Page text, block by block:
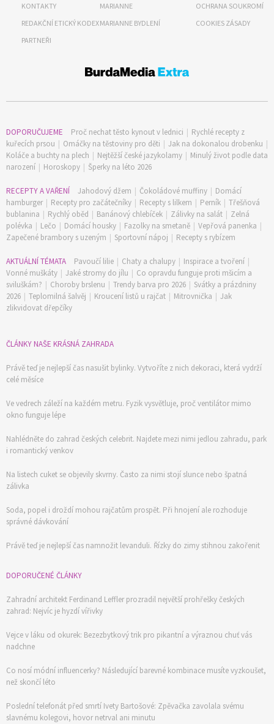
KONTAKTY
REDAKČNÍ ETICKÝ KODEX
PARTNEŘI
MARIANNE
MARIANNE BYDLENÍ
OCHRANA SOUKROMÍ
COOKIES ZÁSADY
DOPORUČUJEME Proč nechat těsto kynout v lednici | Rychlé recepty z
kuřecích prsou | Omáčky na těstoviny pro děti | Jak na dokonalou drobenku |
Koláče a buchty na plech | Nejtěžší české jazykolamy | Minulý život podle data
narození | Horoskopy | Šperky na léto 2026
RECEPTY A VAŘENÍ Jahodový džem | Čokoládové muffiny | Domácí
hamburger | Recepty pro začátečníky | Recepty s lilkem | Perník | Třešňová
bublanina | Rychlý oběd | Banánový chlebíček | Zálivky na salát | Zelná
polévka | Lečo | Domácí housky | Fazolky na smetaně | Vepřová panenka |
Zapečené brambory s uzeným | Sportovní nápoj | Recepty s rybízem
AKTUÁLNÍ TÉMATA Pavoučí lilie | Chaty a chalupy | Inspirace a tvoření |
Vonné muškáty | Jaké stromy do jílu | Co opravdu funguje proti mšicím a
sviluškám? | Choroby brslenu | Trendy barva pro 2026 | Svátky a prázdniny
2026 | Teplomilná šalvěj | Kroucení listů u rajčat | Mitrovnička | Jak
zlikvidovat dřepčíky
ČLÁNKY NAŠE KRÁSNÁ ZAHRADA
Právě teď je nejlepší čas nasušit bylinky. Vytvoříte z nich dekoraci, která vydrží
celé měsíce
Ve vedrech záleží na každém metru. Fyzik vysvětluje, proč ventilátor mimo
okno funguje lépe
Nahlédněte do zahrad českých celebrit. Najdete mezi nimi jedlou zahradu, park
i romantický venkov
Na listech cuket se objevily skvrny. Často za nimi stojí slunce nebo špatná
zálivka
Soda, popel i droždí mohou rajčatům prospět. Při hnojení ale rozhoduje
správné dávkování
Právě teď je nejlepší čas namnožit levanduli. Řízky do zimy stihnou zakořenit
DOPORUČENÉ ČLÁNKY
Zahradní architekt Ferdinand Leffler prozradil největší prohřešky českých
zahrad: Nejvíc je hyzdí vířivky
Vejce v láku od okurek: Bezezbytkový trik pro pikantní a výraznou chuť vás
nadchne
Co nosí módní influencerky? Následující barevné kombinace musíte vyzkoušet,
než skončí léto
Poslední telefonát před smrtí Ivety Bartošové: Zpěvačka zavolala svému
slavnému kolegovi, hovor netrval ani minutu